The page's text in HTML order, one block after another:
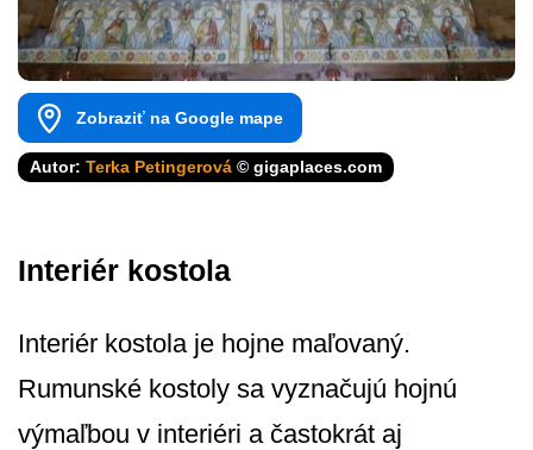
Zobraziť na Google mape
Autor: Terka Petingerová © gigaplaces.com
Interiér kostola
Interiér kostola je hojne maľovaný.
Rumunské kostoly sa vyznačujú hojnú
výmaľbou v interiéri a častokrát aj